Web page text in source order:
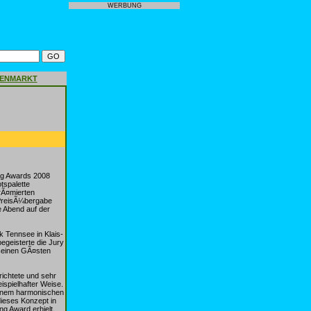
Awards 2008
Abend auf der
Tennsee in Klais-
die Jury
GÃ¤sten
und sehr
Weise.
harmonischen
Konzept in
Award erhielt.
WERBUNG